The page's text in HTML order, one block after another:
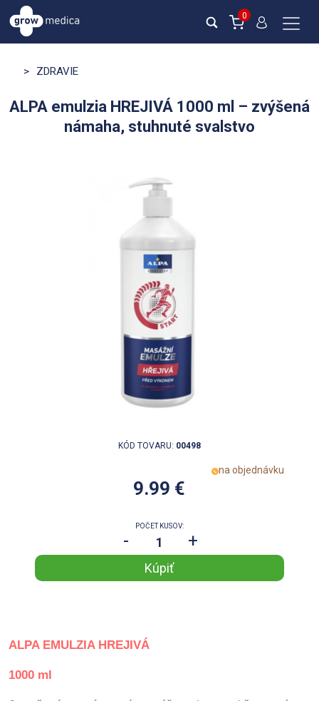
0
> ZDRAVIE
ALPA emulzia HREJIVÁ 1000 ml – zvýšená
námaha, stuhnuté svalstvo
KÓD TOVARU: 00498
na objednávku
9.99 €
POČET KUSOV:
- +
ALPA EMULZIA HREJIVÁ
1000 ml